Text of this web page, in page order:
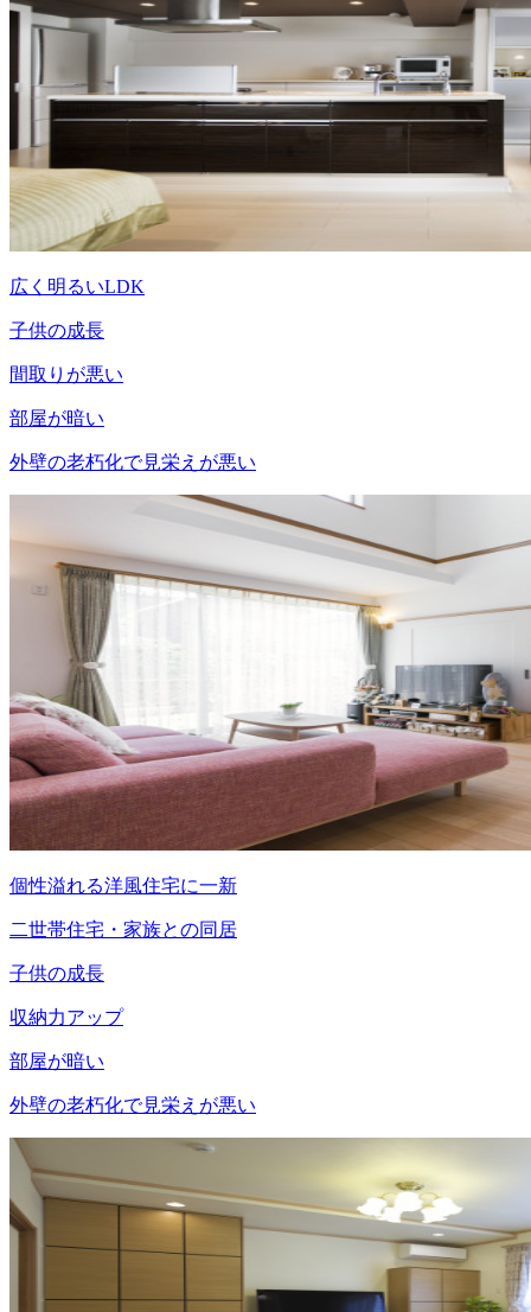
広く明るいLDK
子供の成長
間取りが悪い
部屋が暗い
外壁の老朽化で見栄えが悪い
個性溢れる洋風住宅に一新
二世帯住宅・家族との同居
子供の成長
収納力アップ
部屋が暗い
外壁の老朽化で見栄えが悪い